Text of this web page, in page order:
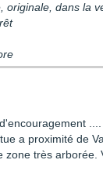
originale, dans la
....
a proximité de
zone très arborée.